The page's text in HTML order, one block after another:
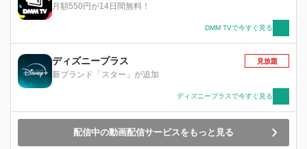
月額550円が14日間無料！
DMM TVで今すぐ見る
ディズニープラス
新ブランド「スター」が追加
見放題
ディズニープラスで今すぐ見る
配信中の動画配信サービスをもっと見る